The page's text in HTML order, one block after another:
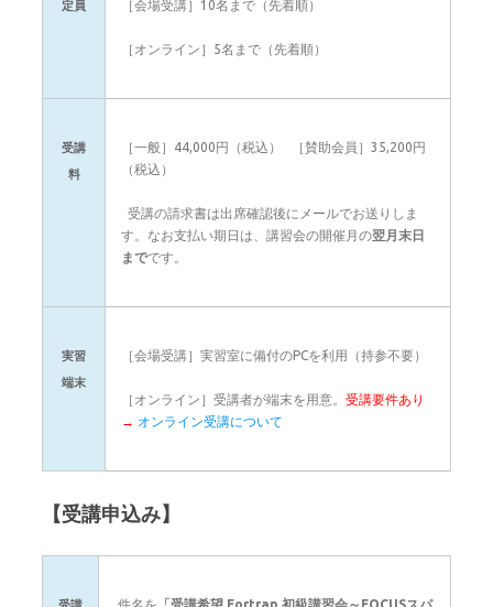
定員 ［会場受講］10名まで（先着順）
［オンライン］5名まで（先着順）
受講
料
［一般］44,000円（税込） ［賛助会員］35,200円
（税込）
受講の請求書は出席確認後にメールでお送りしま
す。なお支払い期日は、講習会の開催月の翌月末日
までです。
実習
端末
［会場受講］実習室に備付のPCを利用（持参不要）
［オンライン］受講者が端末を用意。 受講要件あり
→ オンライン受講について
【受講申込み】